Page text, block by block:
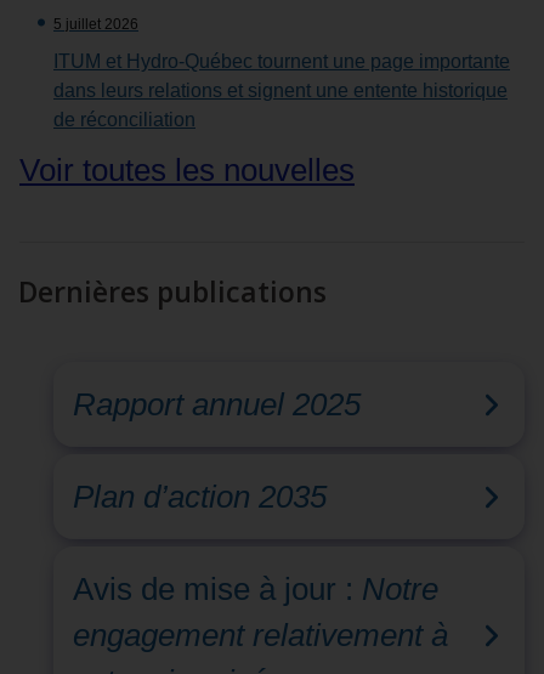
5 juillet 2026
ITUM et Hydro-Québec tournent une page importante
dans leurs relations et signent une entente historique
de réconciliation
Voir toutes les nouvelles
Dernières publications
Rapport annuel 2025
Plan d’action 2035
Avis de mise à jour : Notre
engagement relativement à